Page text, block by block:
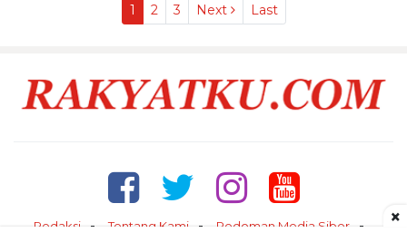
1 2 3 Next Last
Redaksi Tentang Kami
Pedoman Media Siber
×